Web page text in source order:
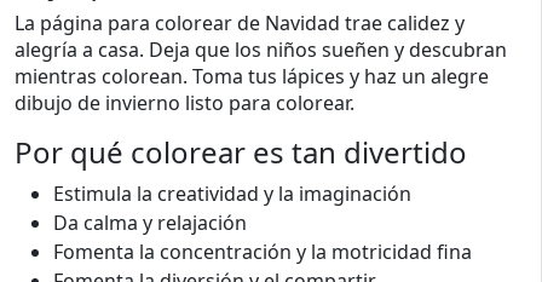
La página para colorear de Navidad trae calidez y
alegría a casa. Deja que los niños sueñen y descubran
mientras colorean. Toma tus lápices y haz un alegre
dibujo de invierno listo para colorear.
Por qué colorear es tan divertido
Estimula la creatividad y la imaginación
Da calma y relajación
Fomenta la concentración y la motricidad fina